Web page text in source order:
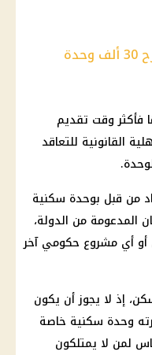
يكون سن المتقدم 21 عامًا فأكثر وقت تقديم
القانونية للتعاقد
من قبل بوحدة سكنية
من الدولة،
أو أي مشروع حكومي آخر
إذ لا يجوز أن يكون
وحدة سكنية خاصة
لمن لا يمتلكون